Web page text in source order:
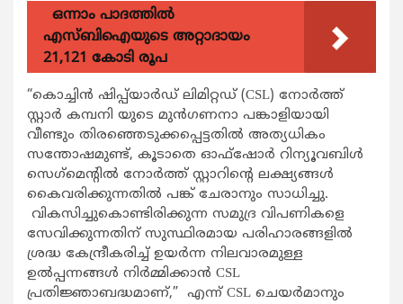
ഒന്നാം പാദത്തിൽ
എസ്ബിഐയുടെ അറ്റാദായം
21,121 കോടി രൂപ
“കൊച്ചിൻ ഷിപ്പ്‌യാർഡ് ലിമിറ്റഡ് (CSL) നോർത്ത്
സ്റ്റാർ കമ്പനി യുടെ മുൻഗണനാ പങ്കാളിയായി
വീണ്ടും തിരഞ്ഞെടുക്കപ്പെട്ടതിൽ അത്യധികം
സന്തോഷമുണ്ട്, കൂടാതെ ഓഫ്‌ഷോർ റിന്യൂവബിൾ
സെഗ്‌മെൻ്റിൽ നോർത്ത് സ്റ്റാറിൻ്റെ ലക്ഷ്യങ്ങൾ
കൈവരിക്കുന്നതിൽ പങ്ക് ചേരാനും സാധിച്ചു.
വികസിച്ചുകൊണ്ടിരിക്കുന്ന സമുദ്ര വിപണികളെ
സേവിക്കുന്നതിന് സുസ്ഥിരമായ പരിഹാരങ്ങളിൽ
ശ്രദ്ധ കേന്ദ്രീകരിച്ച് ഉയർന്ന നിലവാരമുള്ള
ഉൽപ്പന്നങ്ങൾ നിർമ്മിക്കാൻ CSL
പ്രതിജ്ഞാബദ്ധമാണ്,” എന്ന് CSL ചെയർമാനും